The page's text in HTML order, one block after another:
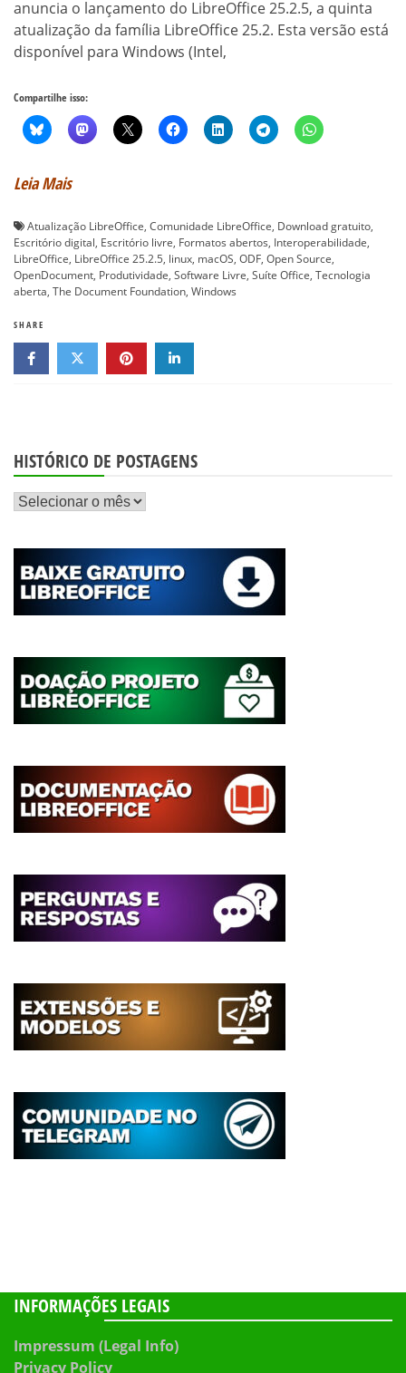
anuncia o lançamento do LibreOffice 25.2.5, a quinta
atualização da família LibreOffice 25.2. Esta versão está
disponível para Windows (Intel,
Compartilhe isso:
Leia Mais
Atualização LibreOffice, Comunidade LibreOffice, Download gratuito,
Escritório digital, Escritório livre, Formatos abertos, Interoperabilidade,
LibreOffice, LibreOffice 25.2.5, linux, macOS, ODF, Open Source,
OpenDocument, Produtividade, Software Livre, Suíte Office, Tecnologia
aberta, The Document Foundation, Windows
SHARE
HISTÓRICO DE POSTAGENS
Histórico
postagens
INFORMAÇÕES LEGAIS
Impressum (Legal Info)
Privacy Policy